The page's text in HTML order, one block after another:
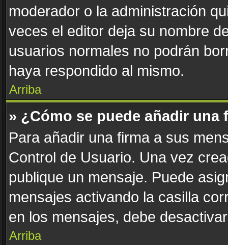
moderador o la administración
veces el editor deja su nombre
usuarios normales no podrán
haya respondido al mismo.
Arriba
» ¿Cómo se puede añadir una
Para añadir una firma a sus
Control de Usuario. Una vez
publique un mensaje. Puede
mensajes activando la casilla
en los mensajes, debe
Arriba